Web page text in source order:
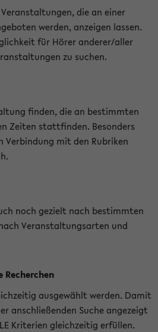
die an einer
werden, anzeigen lassen.
für Hörer anderer/aller
zu suchen.
finden, die an bestimmten
Zeiten stattfinden. Besonders
Verbindung mit den Rubriken
noch gezielt nach bestimmten
Veranstaltungsarten und
Recherchen
ausgewählt werden. Damit
anschließenden Suche angezeigt
Kriterien gleichzeitig erfüllen.